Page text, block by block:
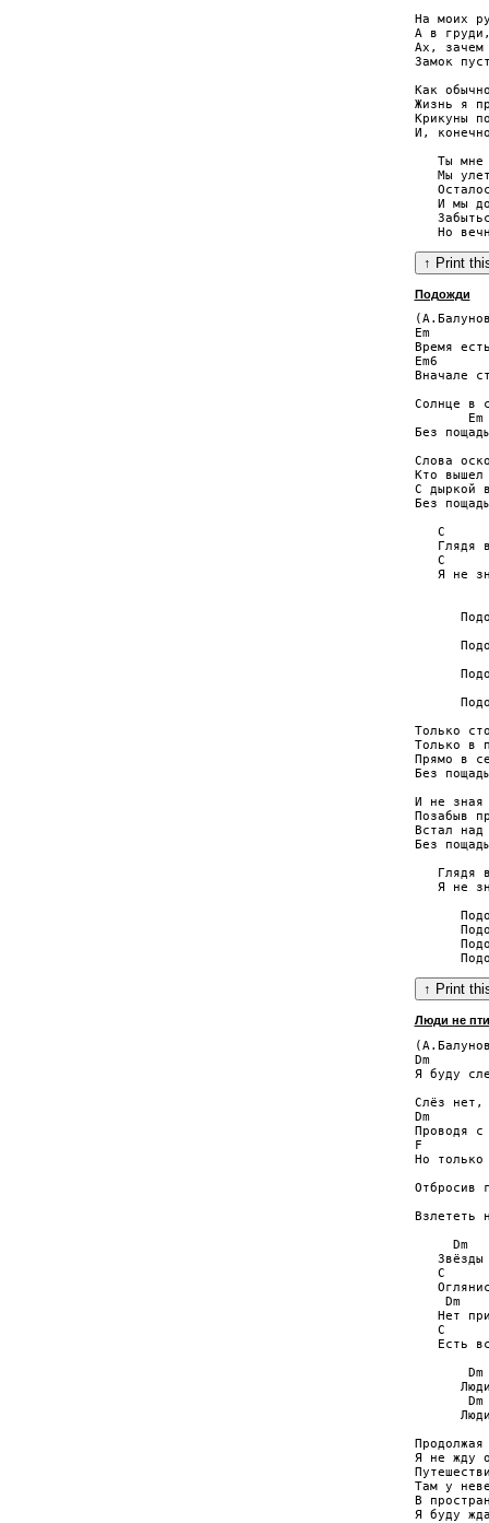
На моих
А в
Ах, зачем
Замок
Как
Жизнь я
Крикуны
И,
Ты
Мы
И мы
Подожди
Em
Время
Em6
Вначале
Солнце в
       Em
Без
Слова
Кто вышел
С дыркой
Без
C
Глядя
C
Я не
Только
Только в
Прямо в
Без
И не зная
Позабыв
Встал над
Без
Глядя
Я не
Люди не
Dm
Я буду
Слёз нет,
Dm
Проводя с
F
Но
Отбросив
Взлететь
Dm
Звёзды
C
Dm
Нет
C
Есть
Dm
Dm
Я не жду
Там у
В
Я буду